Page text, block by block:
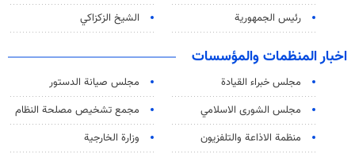
رئيس الجمهورية
الشيخ الزكزاكي
اخبار المنظمات والمؤسسات
مجلس خبراء القيادة
مجلس صيانة الدستور
مجلس الشورى الاسلامي
مجمع تشخيص مصلحة النظام
منظمة الاذاعة والتلفزیون
وزارة الخارجية